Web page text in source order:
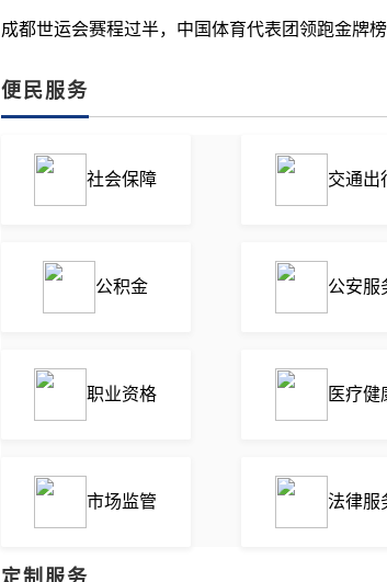
成都世运会赛程过半，中国体育代表团领跑金牌榜
便民服务
社会保障 交通出
公积金 公安服
职业资格 医疗健
市场监管 法律服
定制服务